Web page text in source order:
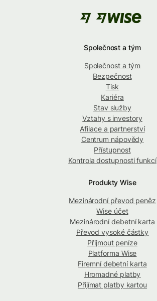
Společnost a tým
Společnost a tým
Bezpečnost
Tisk
Kariéra
Stav služby
Vztahy s investory
Afilace a partnerství
Centrum nápovědy
Přístupnost
Kontrola dostupnosti funkcí
Produkty Wise
Mezinárodní převod peněz
Wise účet
Mezinárodní debetní karta
Převod vysoké částky
Přijmout peníze
Platforma Wise
Firemní debetní karta
Hromadné platby
Přijímat platby kartou